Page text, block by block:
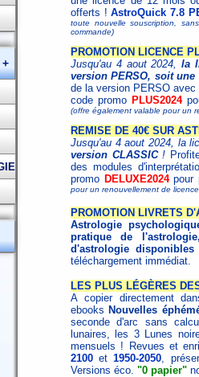
+
offerts !AstroQuick 7.8
toute nouvelle souscription,
commande)
PROMOTION LICENCE
Jusqu'au 4 aout 2024,la
version PERSO, soit
de la version PERSO
code promo PLUS2024
(offre également valable pour un
REMISE DE 40€ SUR
Jusqu'au 4 aout 2024, la
version CLASSIC!
des modules
promo DELUXE2024pour
pour un renouvellement de
PROMOTION LIVRETS
Astrologie
pratique de
d'astrologie disponibles
téléchargement immédiat.
LES PLUS LÉGÈRES
A copier directement
ebooks Nouvelles
seconde d'arc sans
lunaires, les 3 Lunes
mensuels ! Revues et
2100 et1950-2050,
Versions éco. "0 papier"